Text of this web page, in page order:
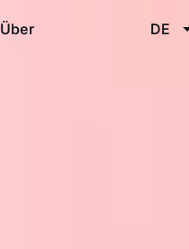
Über DE